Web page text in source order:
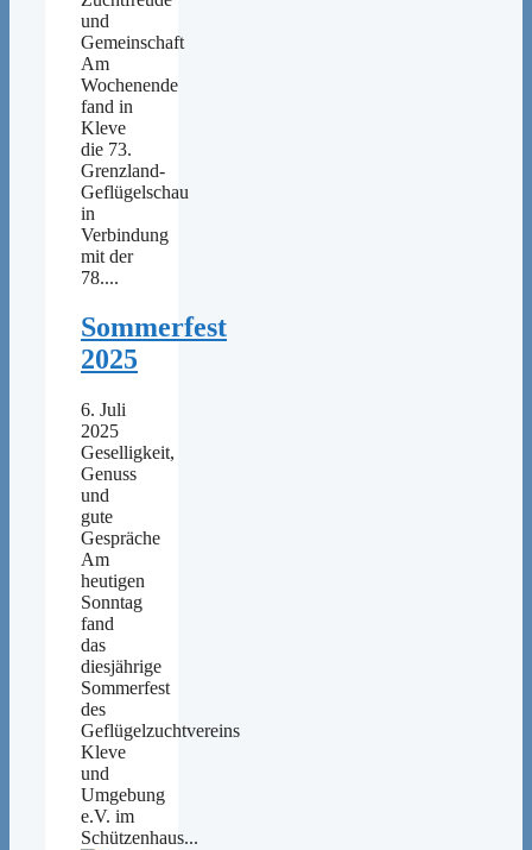
und
Gemeinschaft
Am
Wochenende
fand in
Kleve
die 73.
Grenzland-
Geflügelschau
in
Verbindung
mit der
78....
Sommerfest
2025
6. Juli
2025
Geselligkeit,
Genuss
und
gute
Gespräche
Am
heutigen
Sonntag
fand
das
diesjährige
Sommerfest
des
Geflügelzuchtvereins
Kleve
und
Umgebung
e.V. im
Schützenhaus...